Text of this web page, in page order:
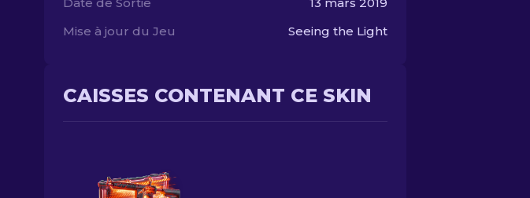
Mise à jour du Jeu
Seeing the Light
CAISSES CONTENANT CE SKIN